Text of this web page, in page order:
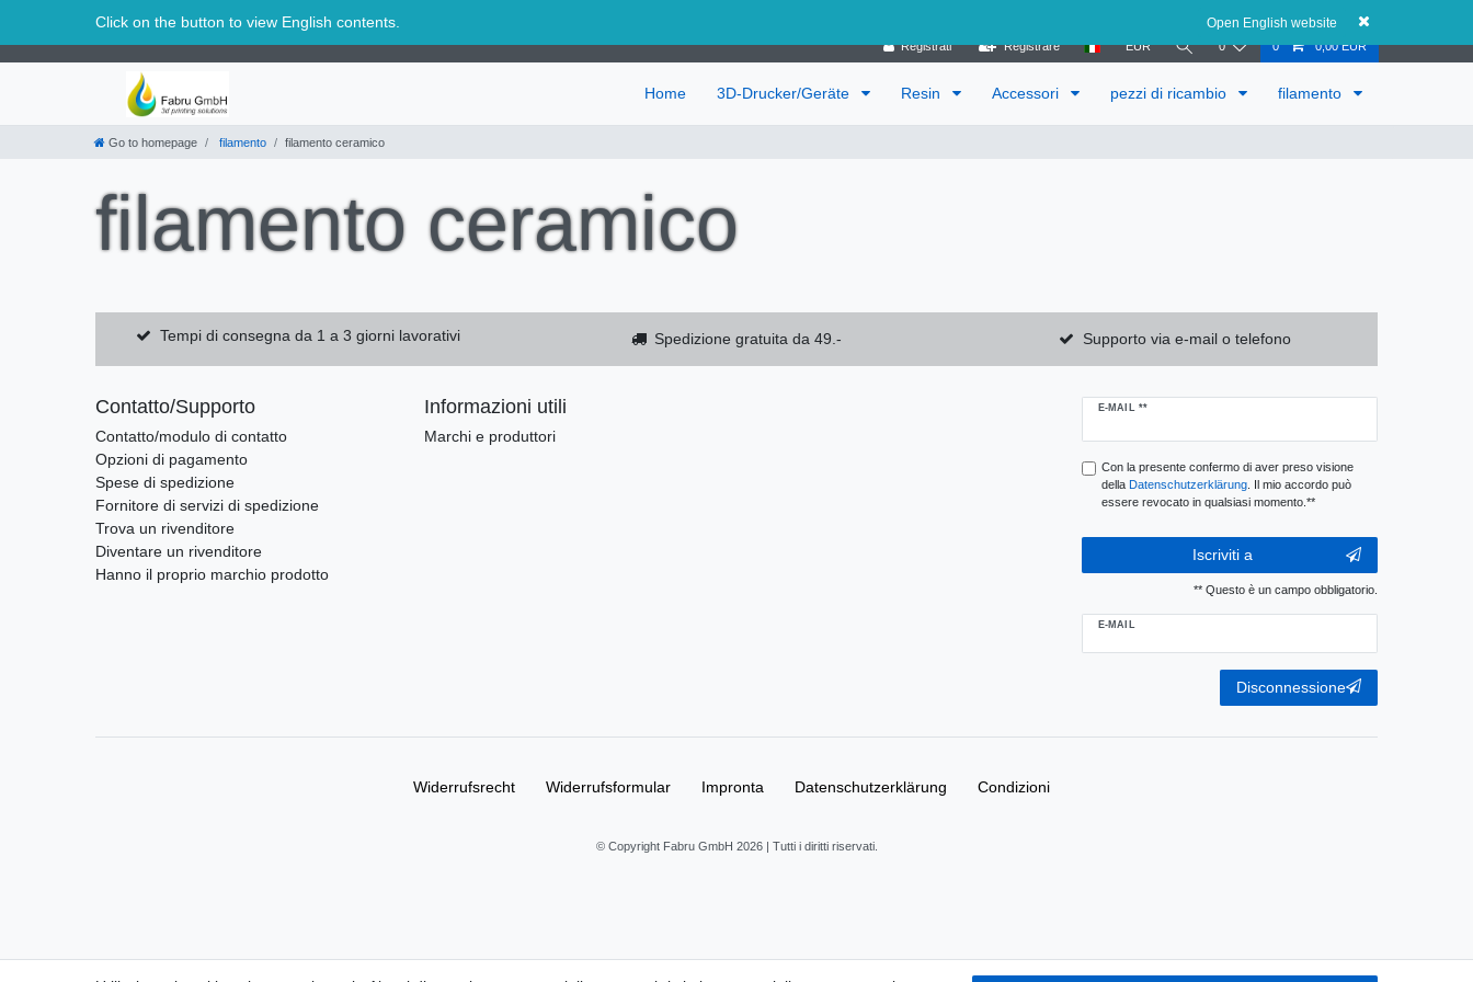
Click on the button to view English contents. Open English website
Svizzera
Registrati Registrare EUR 0 0 0,00 EUR
Home 3D-Drucker/Geräte Resin Accessori pezzi di ricambio filamento
Go to homepage filamento filamento ceramico
filamento ceramico
Tempi di consegna da 1 a 3 giorni lavorativi Spedizione gratuita da 49.- Supporto via e-mail o telefono
Contatto/Supporto
Contatto/modulo di contatto
Opzioni di pagamento
Spese di spedizione
Fornitore di servizi di spedizione
Trova un rivenditore
Diventare un rivenditore
Hanno il proprio marchio prodotto
Informazioni utili
Marchi e produttori
E-MAIL **
Ceres::Template.newsletterHoneypotLabel
Con la presente confermo di aver preso visione
della Daten­schutz­erklärung. Il mio accordo può
essere revocato in qualsiasi momento.**
Iscriviti a
** Questo è un campo obbligatorio.
E-MAIL
Ceres::Template.newsletterUnsubscribeHoneypotLabel
Disconnessione
Widerrufs­recht Widerrufs­formular Impronta Daten­schutz­erklärung Condizioni
© Copyright Fabru GmbH 2026 | Tutti i diritti riservati.